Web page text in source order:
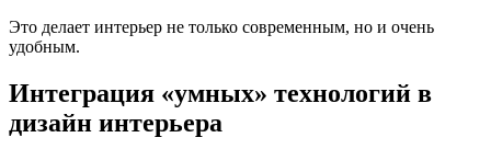
Это делает интерьер не только современным, но и очень
удобным.
Интеграция «умных» технологий в
дизайн интерьера